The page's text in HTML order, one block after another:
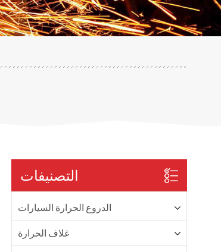
التصنيفات
الدروع الحرارة السيارات
غلاف الحرارة